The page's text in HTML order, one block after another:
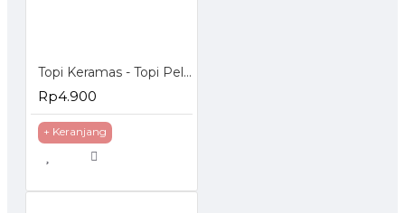
Topi Keramas - Topi Pelindung Mata Anak Saat Keramas dengan kancing
Rp4.900
+ Keranjang